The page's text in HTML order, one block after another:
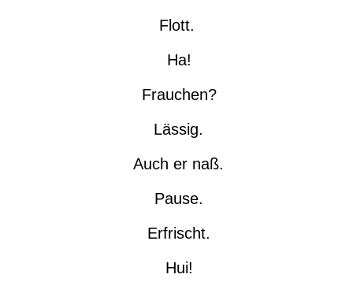
Flott.
Ha!
Frauchen?
Lässig.
Auch er naß.
Pause.
Erfrischt.
Hui!